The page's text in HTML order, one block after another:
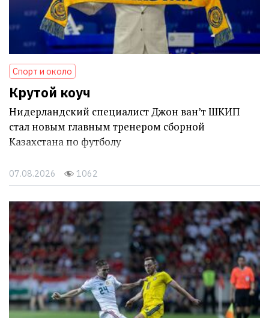
Спорт и около
Крутой коуч
Нидерландский специалист Джон ван’т ШКИП
стал новым главным тренером сборной
Казахстана по футболу
07.08.2026 1062